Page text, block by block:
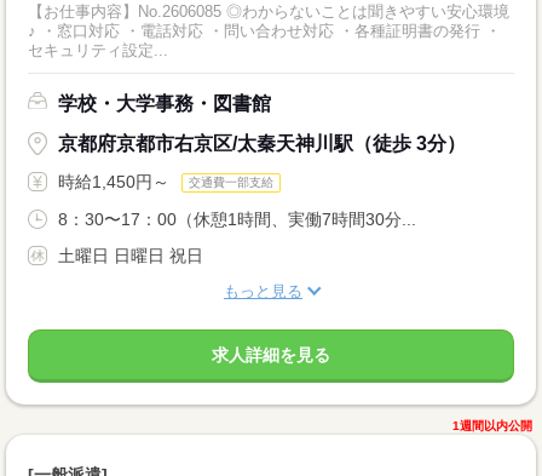
【お仕事内容】No.2606085 ◎わからないことは聞きやすい安心環境
♪ ・窓口対応 ・電話対応 ・問い合わせ対応 ・各種証明書の発行 ・
セキュリティ設定...
学校・大学事務・図書館
京都府京都市右京区/太秦天神川駅（徒歩 3分）
時給1,450円～ 交通費一部支給
8：30〜17：00（休憩1時間、実働7時間30分...
土曜日 日曜日 祝日
もっと見る
求人詳細を見る
1週間以内公開